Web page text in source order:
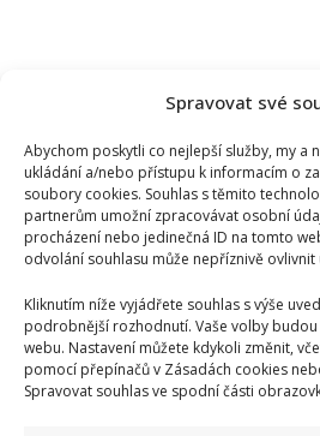
Spravovat své
Abychom poskytli co nejlepší služby, my a
ukládání a/nebo přístupu k informacím o
soubory cookies. Souhlas s těmito
partnerům umožní zpracovávat osobní
procházení nebo jedinečná ID na tomto
odvolání souhlasu může nepříznivě ovlivnit
Kliknutím níže vyjádřete souhlas s výše
podrobnější rozhodnutí. Vaše volby
webu. Nastavení můžete kdykoli změnit,
pomocí přepínačů v Zásadách cookies
Spravovat souhlas ve spodní části